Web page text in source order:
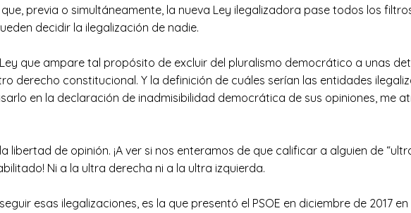
previa o simultáneamente, la nueva Ley ilegalizadora pase todos los
decidir la ilegalización de nadie.
que ampare tal propósito de excluir del pluralismo democrático a unas
derecho constitucional. Y la definición de cuáles serían las entidades
en la declaración de inadmisibilidad democrática de sus opiniones, me
libertad de opinión. ¡A ver si nos enteramos de que calificar a alguien de
Ni a la ultra derecha ni a la ultra izquierda.
esas ilegalizaciones, es la que presentó el PSOE en diciembre de 2017